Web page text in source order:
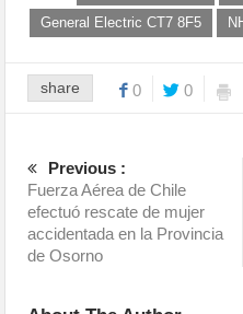
General Electric CT7 8F5
share 0 0
Previous :
Fuerza Aérea de Chile
efectuó rescate de mujer
accidentada en la Provincia
de Osorno